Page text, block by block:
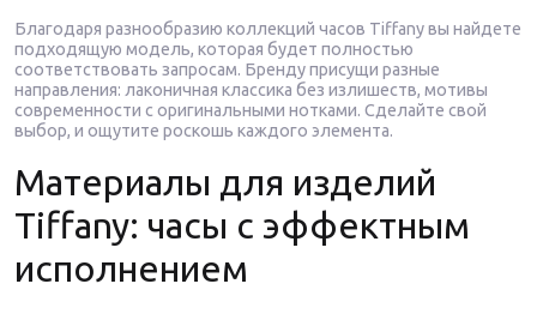
Благодаря разнообразию коллекций часов Tiffany вы найдете
подходящую модель, которая будет полностью
соответствовать запросам. Бренду присущи разные
направления: лаконичная классика без излишеств, мотивы
современности с оригинальными нотками. Сделайте свой
выбор, и ощутите роскошь каждого элемента.
Материалы для изделий
Tiffany: часы с эффектным
исполнением